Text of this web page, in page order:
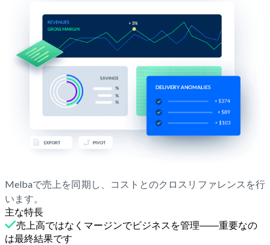
Melbaで売上を同期し、コストとのクロスリファレンスを行
います。
主な特長
売上高ではなくマージンでビジネスを管理――重要なの
は最終結果です